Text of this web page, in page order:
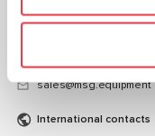
sales@msg.equipment
International contacts